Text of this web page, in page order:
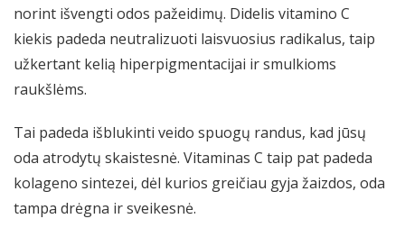
norint išvengti odos pažeidimų. Didelis vitamino C
kiekis padeda neutralizuoti laisvuosius radikalus, taip
užkertant kelią hiperpigmentacijai ir smulkioms
raukšlėms.
Tai padeda išblukinti veido spuogų randus, kad jūsų
oda atrodytų skaistesnė. Vitaminas C taip pat padeda
kolageno sintezei, dėl kurios greičiau gyja žaizdos, oda
tampa drėgna ir sveikesnė.